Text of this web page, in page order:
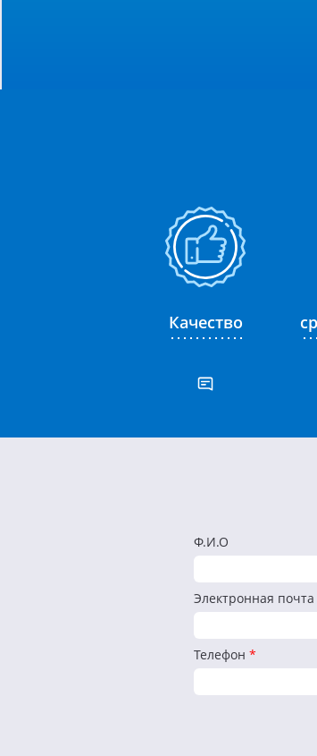
Качество
Ф.И.О
Электронная почта
Телефон *